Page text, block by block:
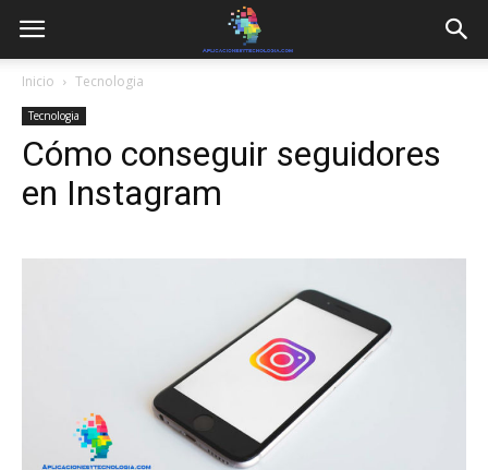
Inicio Tecnologia
Tecnologia
Cómo conseguir seguidores
en Instagram